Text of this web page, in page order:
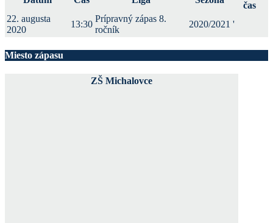
čas
22. augusta
2020
13:30
Prípravný zápas 8.
ročník
2020/2021 '
Miesto zápasu
ZŠ Michalovce